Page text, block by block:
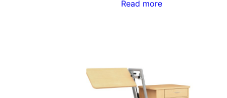
Read more